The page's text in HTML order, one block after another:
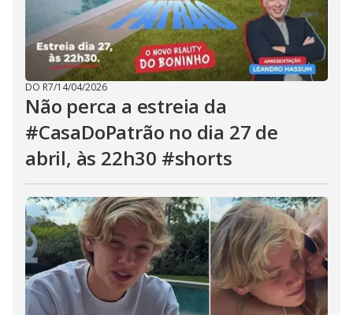
DO R7/14/04/2026
Não perca a estreia da
#CasaDoPatrão no dia 27 de
abril, às 22h30 #shorts